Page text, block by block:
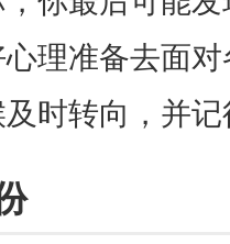
理准备去面
时转向，并